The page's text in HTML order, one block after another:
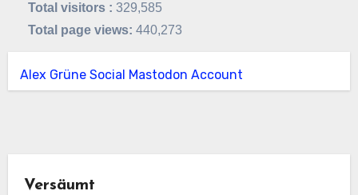
Total visitors :329,585
Total page views:440,273
Alex Grüne Social Mastodon Account
Versäumt